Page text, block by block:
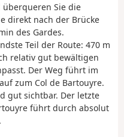
überqueren Sie die
direkt nach der Brücke
des Gardes.
Teil der Route: 470 m
relativ gut bewältigen
Der Weg führt im
zum Col de Bartouyre.
gut sichtbar. Der letzte
führt durch absolut